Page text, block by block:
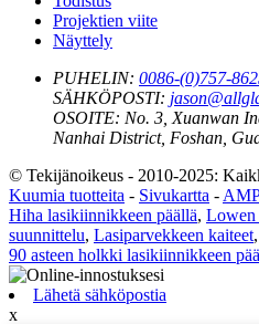
Projektien viite
Näyttely
PUHELIN: 0086-(0)757-
SÄHKÖPOSTI:
OSOITE: No. 3, Xuanwan
Nanhai District, Foshan,
© Tekijänoikeus - 2010-2025:
Kuumia tuotteita - Sivukartta -
Hiha lasikiinnikkeen päällä, Lowen
suunnittelu, Lasiparvekkeen kaiteet,
90 asteen holkki lasikiinnikkeen
Lähetä sähköpostia
x